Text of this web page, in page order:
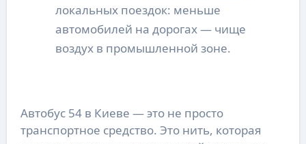
локальных поездок: меньше
автомобилей на дорогах — чище
воздух в промышленной зоне.
Автобус 54 в Киеве — это не просто
транспортное средство. Это нить, которая